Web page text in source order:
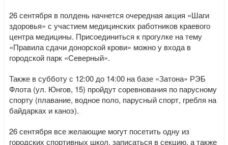
26 сентября в полдень начнется очередная акция «Шаги
здоровья» с участием медицинских работников краевого
центра медицины. Присоединиться к прогулке на тему
«Правила сдачи донорской крови» можно у входа в
городской парк «Северный».
Также в субботу с 12:00 до 14:00 на базе «Затона» РЭБ
Флота (ул. Юнгов, 15) пройдут соревнования по парусному
спорту (плавание, водное поло, парусный спорт, гребля на
байдарках и каноэ).
26 сентября все желающие могут посетить одну из
городских спортивных школ, записаться в секцию, а также